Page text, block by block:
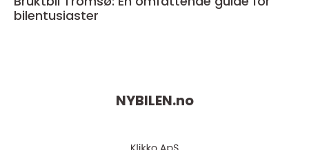
bilentusiaster
NYBILEN.no